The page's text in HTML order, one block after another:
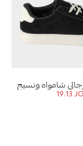
شامواه ونسيج
19.13